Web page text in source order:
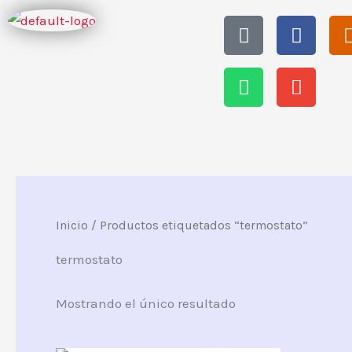
Tiktok
Whatsapp
Inicio / Productos etiquetados “termostato”
termostato
Mostrando el único resultado